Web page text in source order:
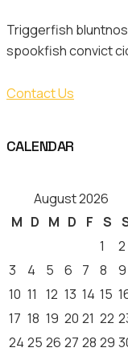
Triggerfish
spookfish convict
Contact Us
CALENDAR
August 2026
M D M D F S
1
2
3
4 5 6 7 8
9
10 11 12 13 14 15
17 18 19 20 21 22
24 25 26 27 28 29